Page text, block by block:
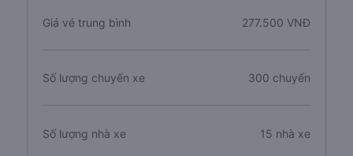
Thời gian di chuyển 2.9 giờ
Giá vé trung bình 277.500 VNĐ
Số lượng chuyến xe 300 chuyến